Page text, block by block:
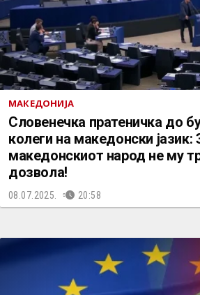
МАКЕДОНИЈА
Словенечка пратеничка до
колеги на македонски јазик:
македонскиот народ не му
дозвола!
08.07.2025. 20:58